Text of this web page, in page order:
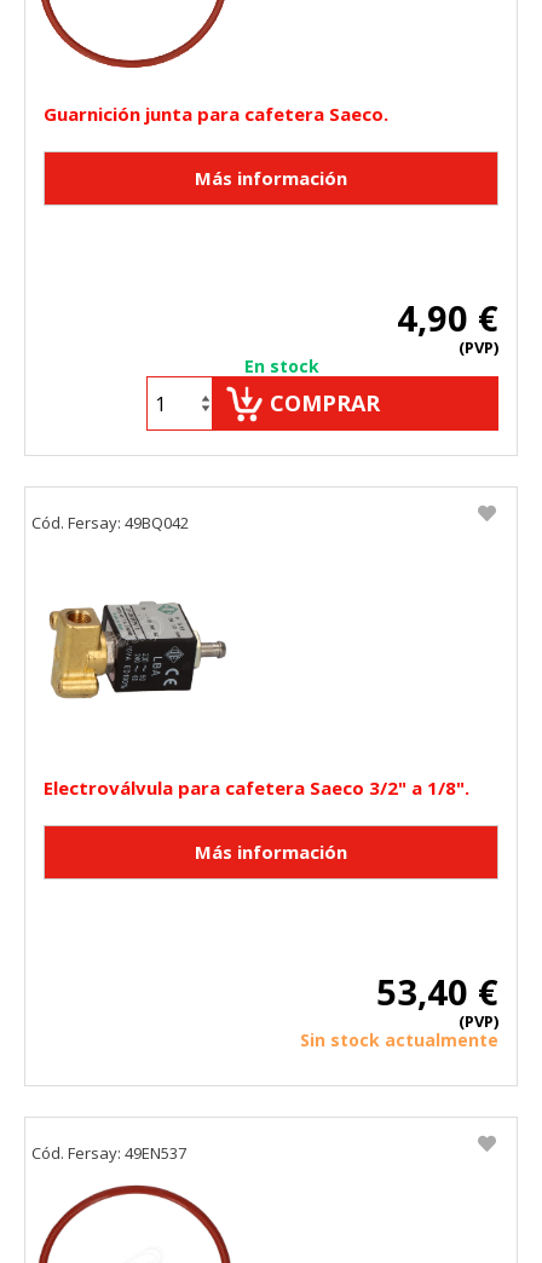
Guarnición junta para cafetera Saeco.
4,90 €
(PVP)
En stock
COMPRAR
Electroválvula para cafetera Saeco 3/2" a 1/8".
53,40 €
(PVP)
Sin stock actualmente
Cód. Fersay: 49BQ042
Cód. Fersay: 49EN537